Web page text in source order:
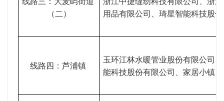
（二）
用品有限公司、琦星智能科技股
线路四：芦浦镇
玉环江林水暖管业股份有限公司
能科技股份有限公司、家居小镇